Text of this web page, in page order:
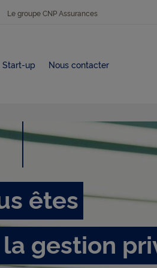
Le groupe CNP Assurances
Start-up Nous contacter
V
o
u
êtes
gestion